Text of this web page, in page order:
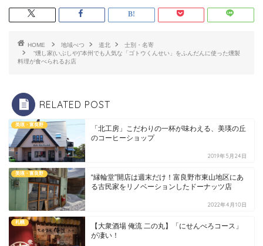
HOME 地域べつ 道北
士別・名寄
“燻し家(いぶしや)”本州でも人気な「ゴトウくんせい」をふんだんに使った燻製
料理が食べられるお店
RELATED POST
美瑛・富良野
「北工房」こだわりの一杯が味わえる、美瑛の丘
のコーヒーショップ
2019年5月24日
美瑛・富良野
“縁輪堂”開店は週末だけ！富良野市東山地区にあ
る古民家をリノベーションしたドーナッツ店
2022年4月10日
札幌
【大衆酒場 俺流 二の丸】「にせんべろコース」
が凄い！